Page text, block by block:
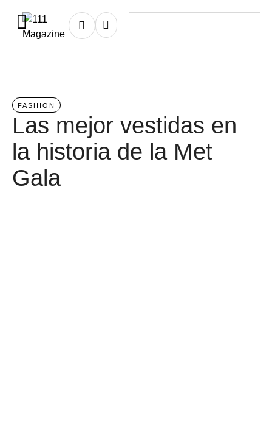
Home / fashion
FASHION
Las mejor vestidas en
la historia de la Met
Gala